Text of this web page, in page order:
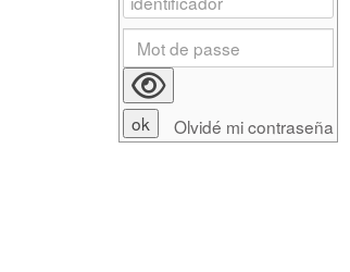
Olvidé mi contraseña